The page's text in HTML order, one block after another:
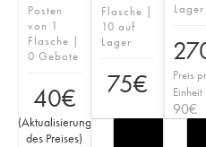
Posten
von 1
Flasche |
0 Gebote
40€
(Aktualisierung
des Preises)
Flasche |
10 auf
Lager
75€
Lager
Preis
Einheit
90€